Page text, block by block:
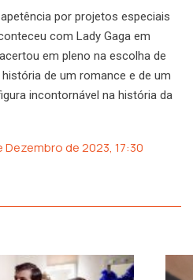
por projetos especiais
com Lady Gaga em
em pleno na escolha de
de um romance e de um
incontornável na história da
Dezembro de 2023, 17:30